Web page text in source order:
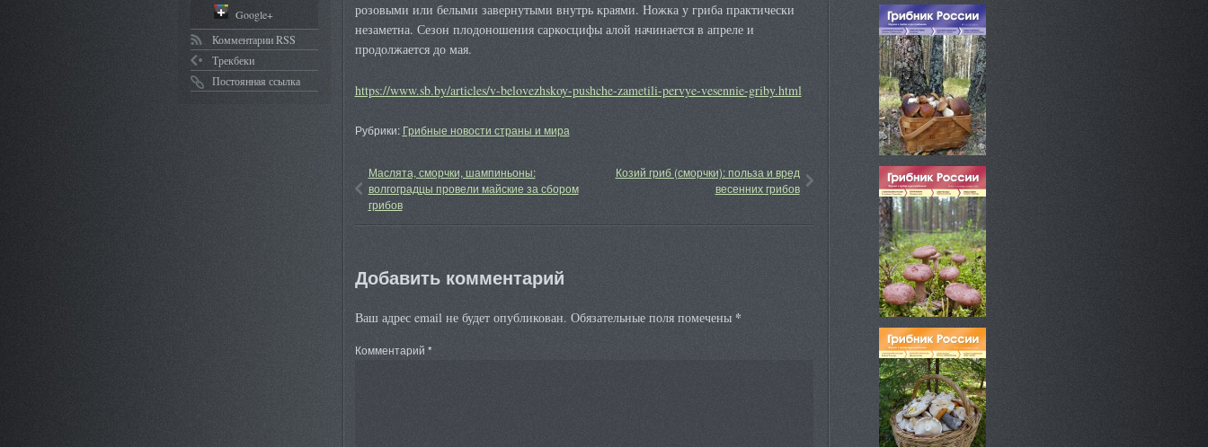
Google+
Комментарии RSS
Трекбеки
Постоянная ссылка
розовыми или белыми завернутыми внутрь краями. Ножка у гриба практически
незаметна. Сезон плодоношения саркосцифы алой начинается в апреле и
продолжается до мая.
https://www.sb.by/articles/v-belovezhskoy-pushche-zametili-pervye-vesennie-griby.html
Рубрики: Грибные новости страны и мира
Маслята, сморчки, шампиньоны:
волгоградцы провели майские за сбором
грибов
Козий гриб (сморчки): польза и вред
весенних грибов
Добавить комментарий
Ваш адрес email не будет опубликован. Обязательные поля помечены *
Комментарий *